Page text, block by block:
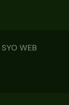
SYO WEB